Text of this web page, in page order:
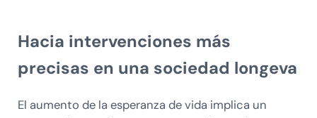
Hacia intervenciones más
precisas en una sociedad longeva
El aumento de la esperanza de vida implica un